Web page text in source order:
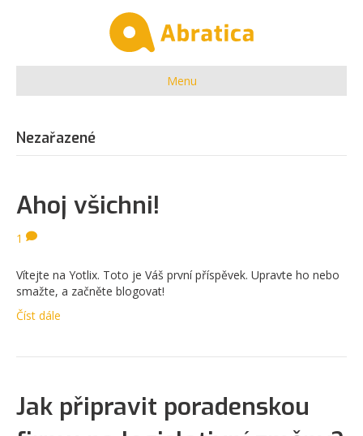
Menu
Nezařazené
Ahoj všichni!
1
Vítejte na Yotlix. Toto je Váš první příspěvek. Upravte ho nebo
smažte, a začněte blogovat!
Číst dále
Jak připravit poradenskou